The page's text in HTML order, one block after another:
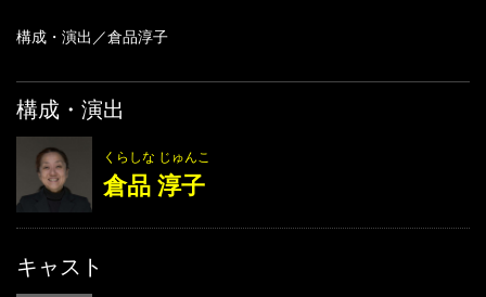
構成・演出／倉品淳子
構成・演出
くらしな じゅんこ
倉品 淳子
キャスト